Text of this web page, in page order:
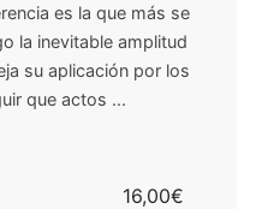
es la que más se
la inevitable amplitud
su aplicación por los
que actos ...
16,00€